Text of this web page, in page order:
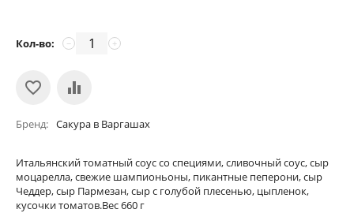
Кол-во: +
−
Бренд Сакура в Варгашах
Итальянский томатный соус со специями, сливочный соус, сыр
моцарелла, свежие шампионьоны, пикантные пеперони, сыр
Чеддер, сыр Пармезан, сыр с голубой плесенью, цыпленок,
кусочки томатов.Вес 660 г